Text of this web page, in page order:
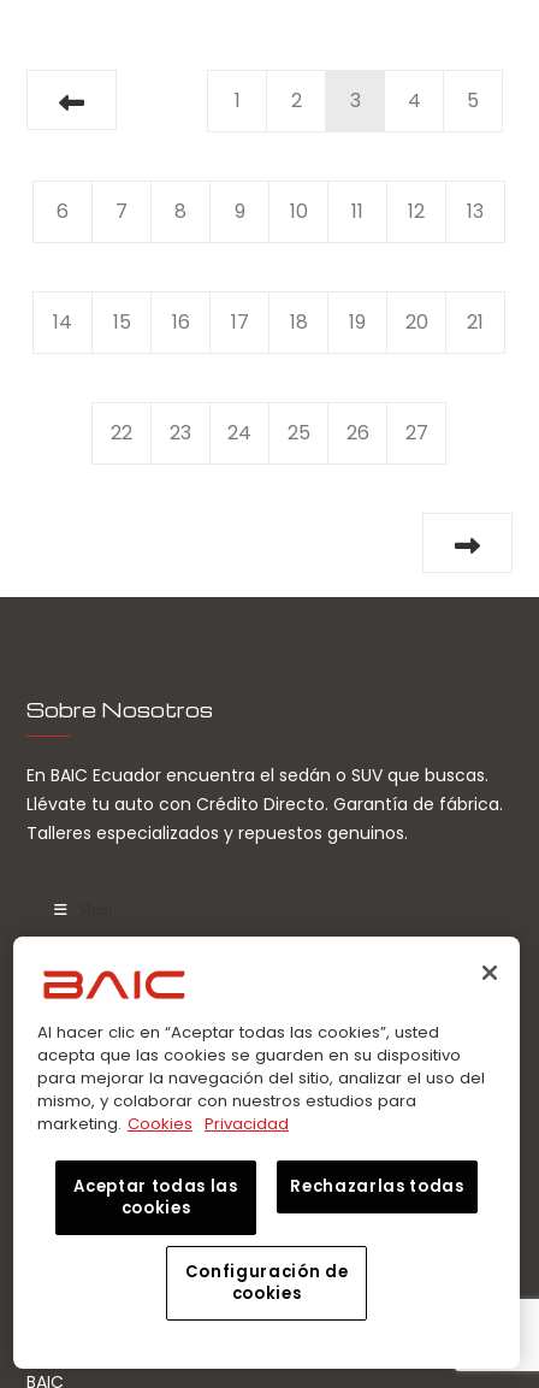
1 2 3 4 5
6 7 8 9 10 11 12 13
14 15 16 17 18 19 20 21
22 23 24 25 26 27
Sobre Nosotros
En BAIC Ecuador encuentra el sedán o SUV que buscas.
Llévate tu auto con Crédito Directo. Garantía de fábrica.
Talleres especializados y repuestos genuinos.
Última entrada
Conoce qué se necesita para
obtener un crédito automotriz
Modelos BAIC son ideales para
mujeres independientes
BAIC
Al hacer clic en “Aceptar todas las cookies”, usted
acepta que las cookies se guarden en su dispositivo
para mejorar la navegación del sitio, analizar el uso del
mismo, y colaborar con nuestros estudios para
marketing. Cookies Privacidad
Aceptar todas las
cookies
Rechazarlas todas
Configuración de
cookies